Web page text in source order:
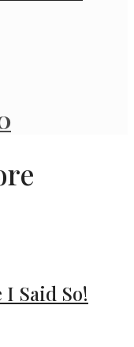
Said So!